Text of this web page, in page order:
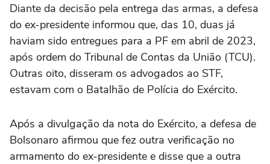
Diante da decisão pela entrega das armas, a defesa
do ex-presidente informou que, das 10, duas já
haviam sido entregues para a PF em abril de 2023,
após ordem do Tribunal de Contas da União (TCU).
Outras oito, disseram os advogados ao STF,
estavam com o Batalhão de Polícia do Exército.
Após a divulgação da nota do Exército, a defesa de
Bolsonaro afirmou que fez outra verificação no
armamento do ex-presidente e disse que a outra